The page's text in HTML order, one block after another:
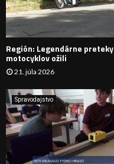
Región: Legendárne preteky
motocyklov ožili
21. júla 2026
Spravodajstvo